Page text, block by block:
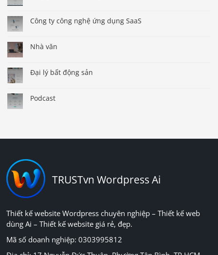
Công ty công nghệ ứng dụng SaaS
Nhà văn
Đại lý bất động sản
Podcast
TRUSTvn Wordpress Ai
Thiết kế website Wordpress chuyên nghiệp – Thiết kế web
dùng Ai – Thiết kế website giá rẻ, đẹp.
Mã số doanh nghiệp: 0303995812